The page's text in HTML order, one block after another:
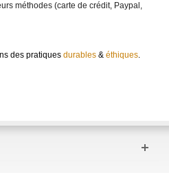
méthodes (carte de crédit, Paypal,
des pratiques durables & éthiques.